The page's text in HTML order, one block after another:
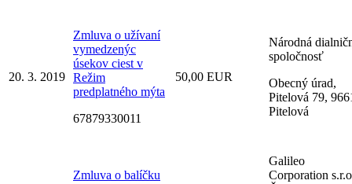
20. 3. 2019
Zmluva o užívaní
vymedzenýc
úsekov ciest v
Režim
predplatného mýta
67879330011
50,00 EUR
Národná
spoločnosť
Obecný úrad,
Pitelová 79,
Pitelová
Zmluva o balíčku
Galileo
Corporation